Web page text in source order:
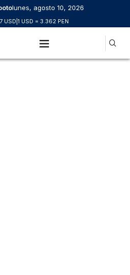
lunes, agosto 10, 2026
USD 1 USD = 3.362 PEN